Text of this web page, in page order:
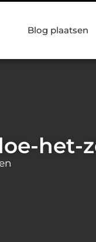
Blog plaatsen
het-